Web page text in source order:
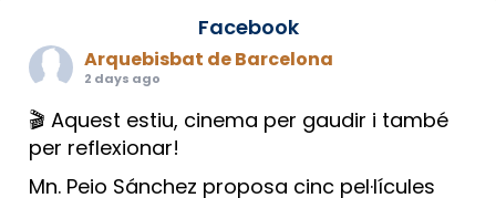
Facebook
Arquebisbat de Barcelona
2 days ago
🎬 Aquest estiu, cinema per gaudir i també
per reflexionar!
Mn. Peio Sánchez proposa cinc pel·lícules